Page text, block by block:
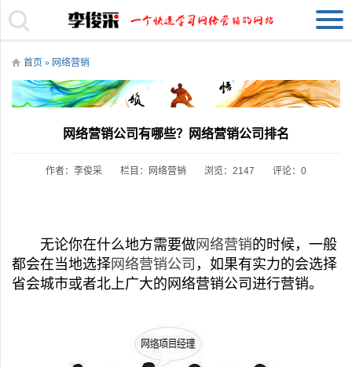
首页 » 网络营销
网络营销公司有哪些？网络营销公司排名
作者：李俊采 栏目： 网络营销 浏览：2147 评论：0
无论你在什么地方需要做网络营销的时候，一般
都会在当地选择网络营销公司 ，如果有实力的会选择
省会城市或者北上广大的网络营销公司进行营销。